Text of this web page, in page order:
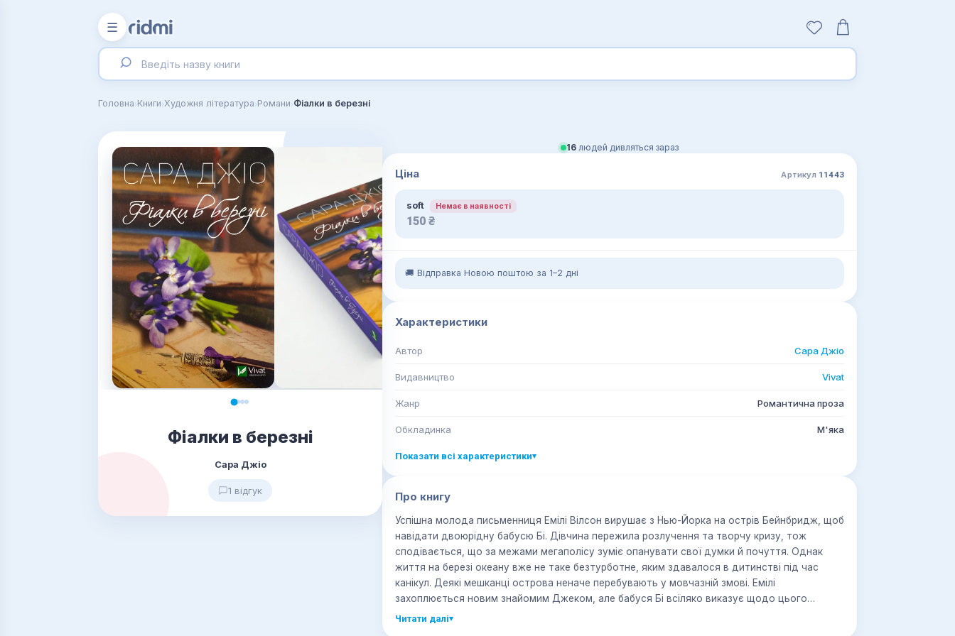
☰
Головна›Книги›Художня література›Романи›Фіалки в березні
Фіалки в березні
Сара Джіо
1 відгук
16 людей дивляться зараз
Ціна Артикул 11443
soft Немає в наявності
150 ₴
🚚 Відправка Новою поштою за 1–2 дні
Характеристики
Автор Сара Джіо
Видавництво Vivat
Жанр Романтична проза
Обкладинка М'яка
Показати всі характеристики▾
Про книгу
Успішна молода письменниця Емілі Вілсон вирушає з Нью-Йорка на острів Бейнбридж, щоб
навідати двоюрідну бабусю Бі. Дівчина пережила розлучення та творчу кризу, тож
сподівається, що за межами мегаполісу зуміє опанувати свої думки й почуття. Однак
життя на березі океану вже не таке безтурботне, яким здавалося в дитинстві під час
канікул. Деякі мешканці острова неначе перебувають у мовчазній змові. Емілі
захоплюється новим знайомим Джеком, але бабуся Бі всіляко виказує щодо цього
невдоволення.
Читати далі▾